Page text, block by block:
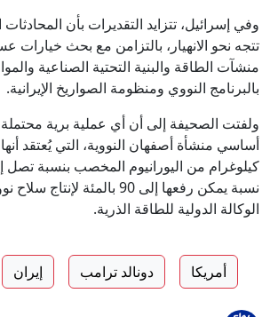
وفي إسرائيل، تتزايد التقديرات بأن المحادثات
تتجه نحو الانهيار، بالتزامن مع بحث
منشآت الطاقة والبنية التحتية الصناعية
بالبرنامج النووي ومنظومة الصواريخ الإيرانية.
ولفتت الصحيفة إلى أن أي عملية برية
نسبة يمكن رفعها إلى 90 بالمئة
الوكالة الدولية للطاقة الذرية.
أمريكا دونالد ترامب إيران